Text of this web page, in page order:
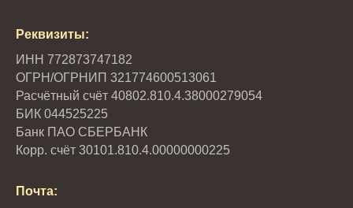
Реквизиты:
ИНН 772873747182
ОГРН/ОГРНИП 321774600513061
Расчётный счёт 40802.810.4.38000279054
БИК 044525225
Банк ПАО СБЕРБАНК
Корр. счёт 30101.810.4.00000000225
Почта: